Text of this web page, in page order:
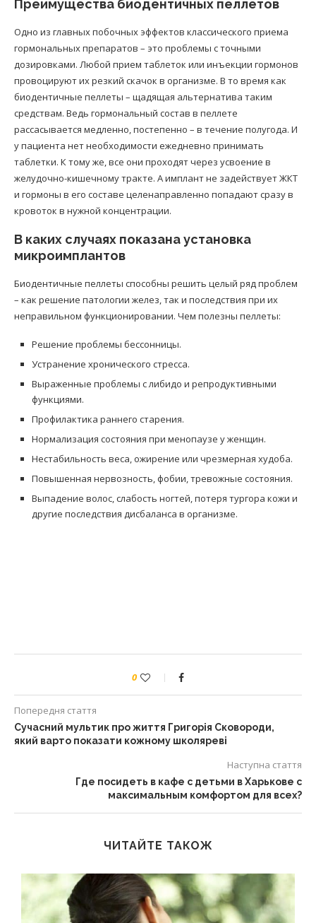
Преимущества биодентичных пеллетов
Одно из главных побочных эффектов классического приема
гормональных препаратов – это проблемы с точными
дозировками. Любой прием таблеток или инъекции гормонов
провоцируют их резкий скачок в организме. В то время как
биодентичные пеллеты – щадящая альтернатива таким
средствам. Ведь гормональный состав в пеллете
рассасывается медленно, постепенно – в течение полугода. И
у пациента нет необходимости ежедневно принимать
таблетки. К тому же, все они проходят через усвоение в
желудочно-кишечному тракте. А имплант не задействует ЖКТ
и гормоны в его составе целенаправленно попадают сразу в
кровоток в нужной концентрации.
В каких случаях показана установка
микроимплантов
Биодентичные пеллеты способны решить целый ряд проблем
– как решение патологии желез, так и последствия при их
неправильном функционировании. Чем полезны пеллеты:
Решение проблемы бессонницы.
Устранение хронического стресса.
Выраженные проблемы с либидо и репродуктивными
функциями.
Профилактика раннего старения.
Нормализация состояния при менопаузе у женщин.
Нестабильность веса, ожирение или чрезмерная худоба.
Повышенная нервозность, фобии, тревожные состояния.
Выпадение волос, слабость ногтей, потеря тургора кожи и
другие последствия дисбаланса в организме.
0
Попередня стаття
Сучасний мультик про життя Григорія Сковороди,
який варто показати кожному школяреві
Наступна стаття
Где посидеть в кафе с детьми в Харькове с
максимальным комфортом для всех?
ЧИТАЙТЕ ТАКОЖ